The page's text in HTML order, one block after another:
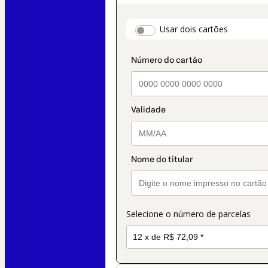
Usar dois cartões
Selecione o número de parcelas
como
pagamento